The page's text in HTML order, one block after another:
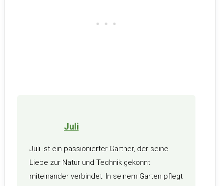
Juli
Juli ist ein passionierter Gärtner, der seine
Liebe zur Natur und Technik gekonnt
miteinander verbindet. In seinem Garten pflegt